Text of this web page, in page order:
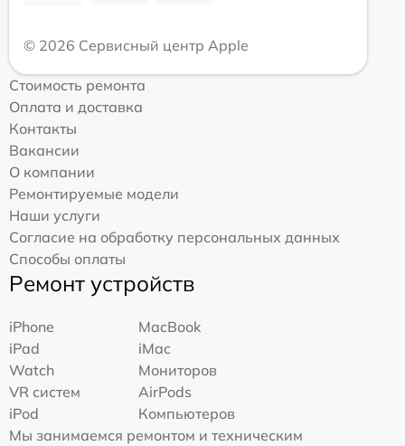
© 2026 Сервисный центр Apple
Стоимость ремонта
Оплата и доставка
Контакты
Вакансии
О компании
Ремонтируемые модели
Наши услуги
Согласие на обработку персональных данных
Способы оплаты
Ремонт устройств
iPhone
MacBook
iPad
iMac
Watch
Мониторов
VR систем
AirPods
iPod
Компьютеров
Мы занимаемся ремонтом и техническим